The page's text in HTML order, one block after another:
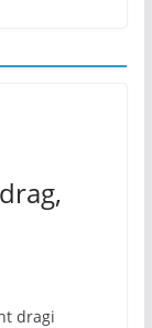
dragi